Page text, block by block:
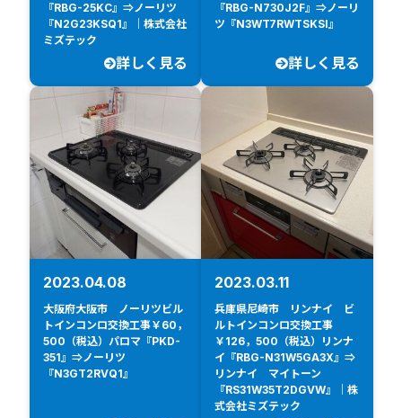
『RBG-25KC』⇒ノーリツ
『N2G23KSQ1』｜株式会社
ミズテック
詳しく見る
『RBG-N730J2F』⇒ノーリ
ツ『N3WT7RWTSKSI』
詳しく見る
2023.04.08
大阪府大阪市 ノーリツビル
トインコンロ交換工事￥60，
500（税込）パロマ『PKD-
351』⇒ノーリツ
『N3GT2RVQ1』
2023.03.11
兵庫県尼崎市 リンナイ ビ
ルトインコンロ交換工事
￥126，500（税込）リンナ
イ『RBG-N31W5GA3X』⇒
リンナイ マイトーン
『RS31W35T2DGVW』｜株
式会社ミズテック